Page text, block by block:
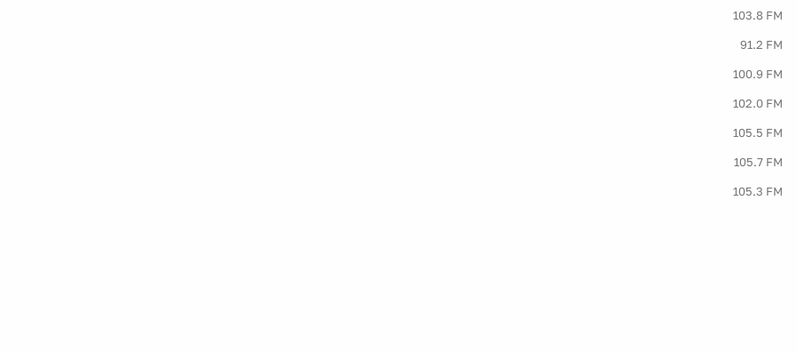
103.8 FM
91.2 FM
100.9 FM
102.0 FM
105.5 FM
105.7 FM
105.3 FM